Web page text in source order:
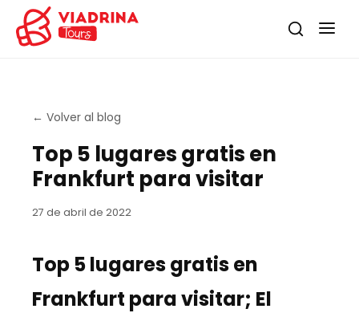
← Volver al blog
Top 5 lugares gratis en
Frankfurt para visitar
27 de abril de 2022
Top 5 lugares gratis en
Frankfurt para visitar; El